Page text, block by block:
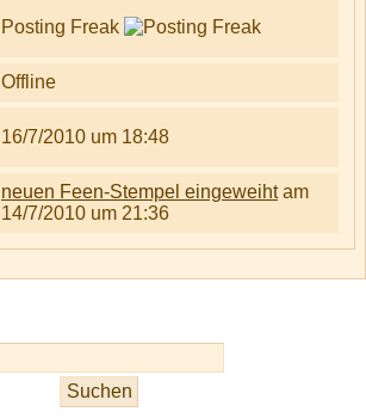
Posting Freak
Offline
16/7/2010 um 18:48
neuen Feen-Stempel eingeweihtam
14/7/2010 um 21:36